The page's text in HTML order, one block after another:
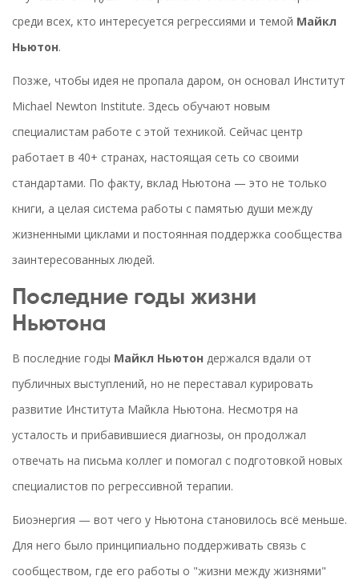
среди всех, кто интересуется регрессиями и темой Майкл
Ньютон.
Позже, чтобы идея не пропала даром, он основал Институт
Michael Newton Institute. Здесь обучают новым
специалистам работе с этой техникой. Сейчас центр
работает в 40+ странах, настоящая сеть со своими
стандартами. По факту, вклад Ньютона — это не только
книги, а целая система работы с памятью души между
жизненными циклами и постоянная поддержка сообщества
заинтересованных людей.
Последние годы жизни
Ньютона
В последние годы Майкл Ньютон держался вдали от
публичных выступлений, но не переставал курировать
развитие Института Майкла Ньютона. Несмотря на
усталость и прибавившиеся диагнозы, он продолжал
отвечать на письма коллег и помогал с подготовкой новых
специалистов по регрессивной терапии.
Биоэнергия — вот чего у Ньютона становилось всё меньше.
Для него было принципиально поддерживать связь с
сообществом, где его работы о "жизни между жизнями"